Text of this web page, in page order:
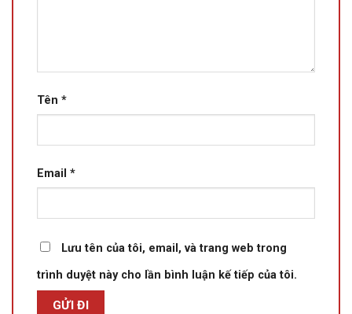
Tên *
Email *
Lưu tên của tôi, email, và trang web trong
trình duyệt này cho lần bình luận kế tiếp của tôi.